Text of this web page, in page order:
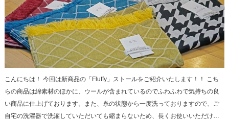
こんにちは！ 今回は新商品の「Fluffy」ストールをご紹介いたします！！ こち
らの商品は綿素材のほかに、ウールが含まれているのでふわふわで気持ちの良
い商品に仕上げております。また、糸の状態から一度洗っておりますので、ご
自宅の洗濯器で洗濯していただいても縮まらないため、長くお使いいただけ…